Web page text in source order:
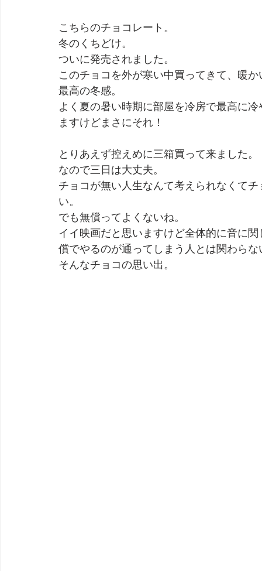
こちらのチョコレート。
冬のくちどけ。
ついに発売されました。
このチョコを外が寒い中買ってきて、暖
最高の冬感。
よく夏の暑い時期に部屋を冷房で最高に
ますけどまさにそれ！
とりあえず控えめに三箱買って来ました。
なので三日は大丈夫。
チョコが無い人生なんて考えられなくて
い。
でも無償ってよくないね。
イイ映画だと思いますけど全体的に音に
償でやるのが通ってしまう人とは関わら
そんなチョコの思い出。